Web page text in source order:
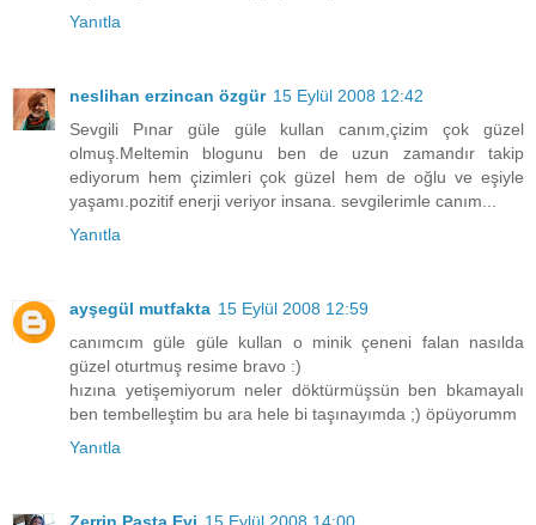
Yanıtla
neslihan erzincan özgür 15 Eylül 2008 12:42
Sevgili Pınar güle güle kullan canım,çizim çok güzel
olmuş.Meltemin blogunu ben de uzun zamandır takip
ediyorum hem çizimleri çok güzel hem de oğlu ve eşiyle
yaşamı.pozitif enerji veriyor insana. sevgilerimle canım...
Yanıtla
ayşegül mutfakta 15 Eylül 2008 12:59
canımcım güle güle kullan o minik çeneni falan nasılda
güzel oturtmuş resime bravo :)
hızına yetişemiyorum neler döktürmüşsün ben bkamayalı
ben tembelleştim bu ara hele bi taşınayımda ;) öpüyorumm
Yanıtla